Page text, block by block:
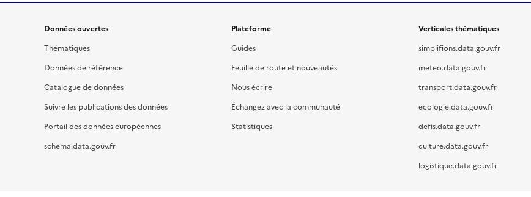
Données ouvertes
Thématiques
Données de référence
Catalogue de données
Suivre les publications des données
Portail des données européennes
schema.data.gouv.fr
Plateforme
Guides
Feuille de route et nouveautés
Nous écrire
Échangez avec la communauté
Statistiques
Verticales thématiques
simplifions.data.gouv.fr
meteo.data.gouv.fr
transport.data.gouv.fr
ecologie.data.gouv.fr
defis.data.gouv.fr
culture.data.gouv.fr
logistique.data.gouv.fr